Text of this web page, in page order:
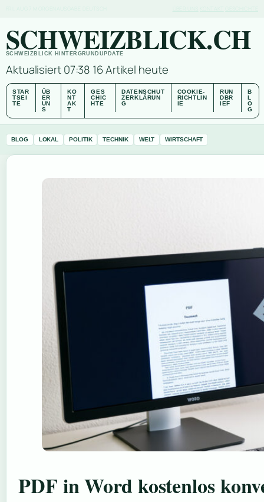
SCHWEIZBLICK.CH
SCHWEIZBLICK HINTERGRUNDUPDATE
Aktualisiert 07:38 16 Artikel heute
STAR
TSEI
TE
ÜB
ER
UN
S
KO
NT
AK
T
GES
CHIC
HTE
DATENSCHUT
ZERKLÄRUN
G
COOKIE-
RICHTLIN
IE
RUN
DBR
IEF
B
L
O
G
BLOG LOKAL POLITIK TECHNIK WELT WIRTSCHAFT
PDF in Word kostenlos